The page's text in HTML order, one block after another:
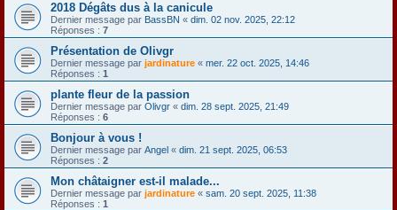
2018 Dégâts dus à la canicule
Dernier message par BassBN « dim. 02 nov. 2025, 22:12
Réponses : 7
Présentation de Olivgr
Dernier message par jardinature « mer. 22 oct. 2025, 14:46
Réponses : 1
plante fleur de la passion
Dernier message par Olivgr « dim. 28 sept. 2025, 21:49
Réponses : 6
Bonjour à vous !
Dernier message par Angel « dim. 21 sept. 2025, 06:53
Réponses : 2
Mon châtaigner est-il malade...
Dernier message par jardinature « sam. 20 sept. 2025, 11:38
Réponses : 1